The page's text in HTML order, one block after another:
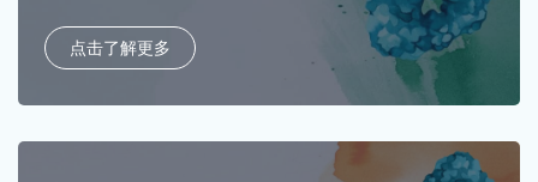
点击了解更多